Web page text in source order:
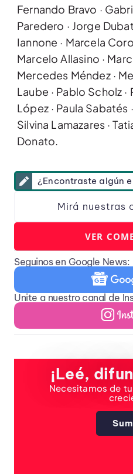
Fernando Bravo ·
Paredero · Jorge
Iannone · Marcela
Marcelo Allasino ·
Mercedes Méndez ·
Laube · Pablo Scholz ·
López · Paula Sabatés
Silvina Lamazares ·
Donato.
¿Encontraste algún
Mirá nuestras
VER
Seguinos en Google News:
Unite a nuestro canal de
¡Leé,
Necesitamos de